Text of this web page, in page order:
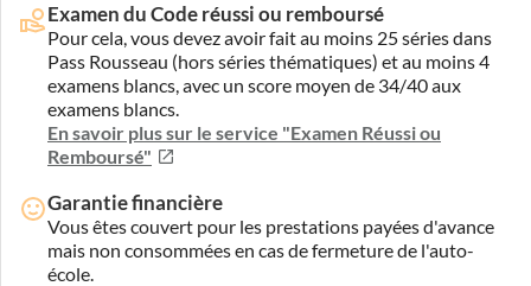
Examen du Code réussi ou remboursé
Pour cela, vous devez avoir fait au moins 25 séries dans
Pass Rousseau (hors séries thématiques) et au moins 4
examens blancs, avec un score moyen de 34/40 aux
examens blancs.
En savoir plus sur le service "Examen Réussi ou
Remboursé"
Garantie financière
Vous êtes couvert pour les prestations payées d'avance
mais non consommées en cas de fermeture de l'auto-
école.